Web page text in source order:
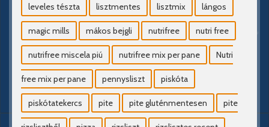
leveles tészta lisztmentes lisztmix lángos
magic mills mákos bejgli nutrifree nutri free
nutrifree miscela piú nutrifree mix per pane Nutri
free mix per pane pennysliszt piskóta
piskótatekercs pite pite gluténmentesen pite